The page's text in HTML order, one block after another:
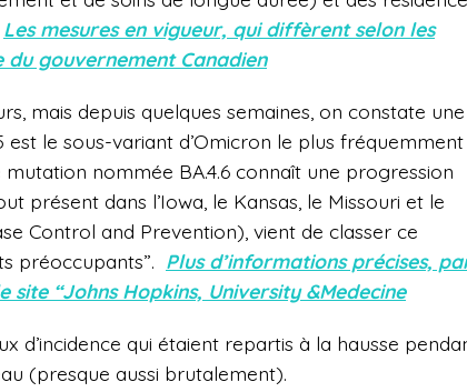
Les mesures en vigueur, qui diffèrent selon les
gouvernement Canadien
mais depuis quelques semaines, on constate une
est le sous-variant d’Omicron le plus fréquemment
nommée BA.4.6 connaît une progression
présent dans l’Iowa, le Kansas, le Missouri et le
Control and Prevention) , vient de classer ce
préoccupants”. Plus d’informations précises,
site “Johns Hopkins, University &Medecine
d’incidence qui étaient repartis à la hausse
(presque aussi brutalement).